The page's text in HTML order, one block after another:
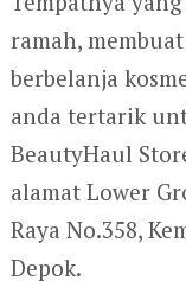
ramah,
berbelanja
anda tertarik
BeautyHaul
alamat Lower
Raya No.358,
Depok.